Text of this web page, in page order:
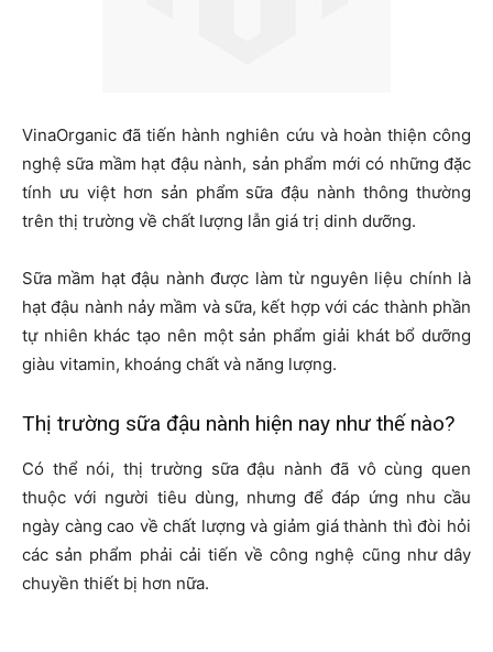
VinaOrganic đã tiến hành nghiên cứu và hoàn thiện công
nghệ sữa mầm hạt đậu nành, sản phẩm mới có những đặc
tính ưu việt hơn sản phẩm sữa đậu nành thông thường
trên thị trường về chất lượng lẫn giá trị dinh dưỡng.
Sữa mầm hạt đậu nành được làm từ nguyên liệu chính là
hạt đậu nành nảy mầm và sữa, kết hợp với các thành phần
tự nhiên khác tạo nên một sản phẩm giải khát bổ dưỡng
giàu vitamin, khoáng chất và năng lượng.
Thị trường sữa đậu nành hiện nay như thế nào?
Có thể nói, thị trường sữa đậu nành đã vô cùng quen
thuộc với người tiêu dùng, nhưng để đáp ứng nhu cầu
ngày càng cao về chất lượng và giảm giá thành thì đòi hỏi
các sản phẩm phải cải tiến về công nghệ cũng như dây
chuyền thiết bị hơn nữa.